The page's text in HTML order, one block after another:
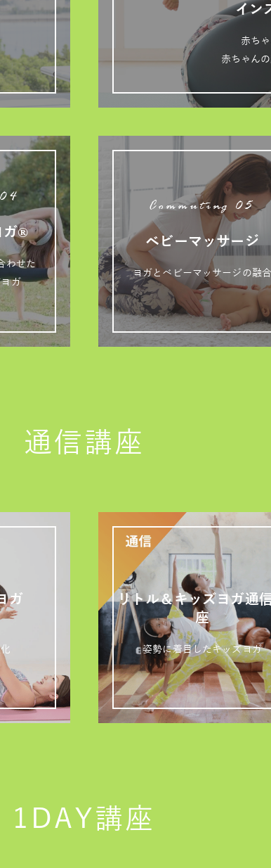
イン
赤ち
赤ちゃん
ガ®
わせた
ガ
Commuting 05
ベビーマッサージ
ヨガとベビーマッサージの融合
通信講座
ガ
リトル＆キッズヨガ通
座
姿勢に着目したキッズヨガ
1DAY講座